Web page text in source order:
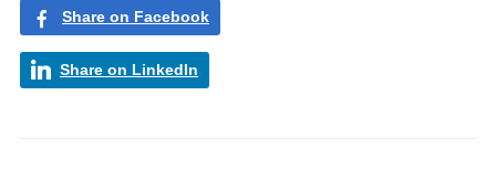
Share on Facebook
Share on LinkedIn